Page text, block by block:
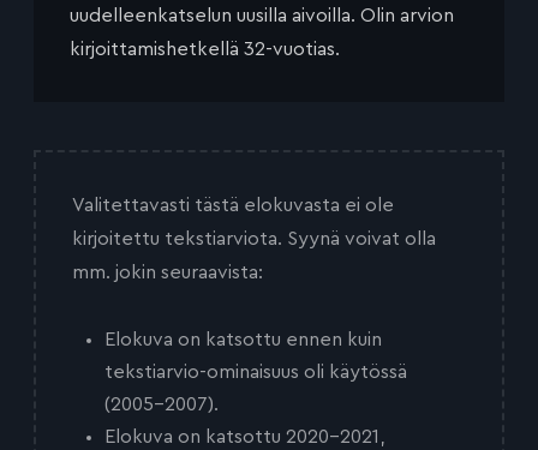
uudelleenkatselun uusilla aivoilla. Olin arvion
kirjoittamishetkellä 32-vuotias.
Valitettavasti tästä elokuvasta ei ole
kirjoitettu tekstiarviota. Syynä voivat olla
mm. jokin seuraavista:
Elokuva on katsottu ennen kuin
tekstiarvio-ominaisuus oli käytössä
(2005-2007).
Elokuva on katsottu 2020-2021,